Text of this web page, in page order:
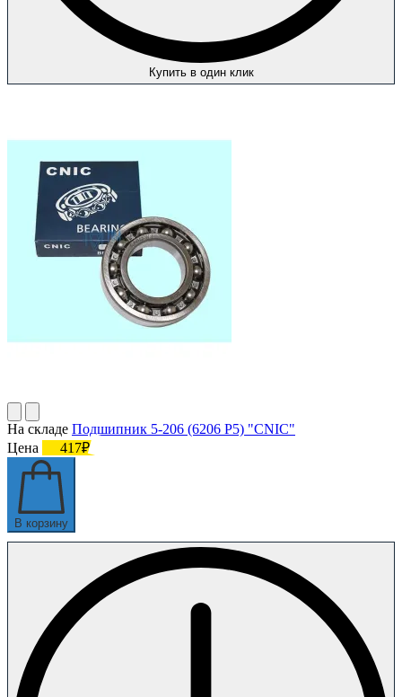
Купить в один клик
На складе Подшипник 5-206 (6206 P5) "CNIC"
Цена
417₽
В корзину